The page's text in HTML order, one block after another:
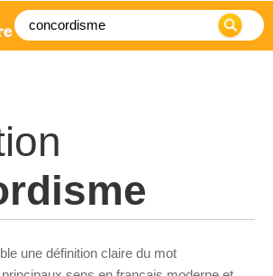
une définition claire du mot